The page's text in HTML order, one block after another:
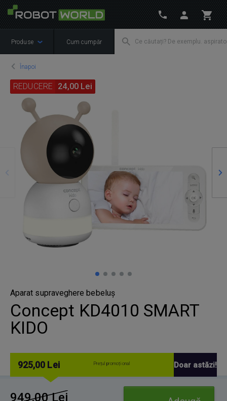
Produse Cum cumpăr
Înapoi
REDUCERE 24,00 Lei
Aparat supraveghere bebeluș
Concept KD4010 SMART
KIDO
925,00 Lei Prețul promoțional Doar astăzi!
949,00 Lei